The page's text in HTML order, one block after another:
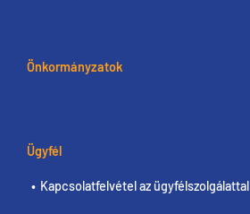
Önkormányzatok
Ügyfél
Kapcsolatfelvétel az ügyfélszolgálattal